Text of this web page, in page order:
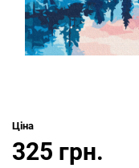
Ціна
325 грн.